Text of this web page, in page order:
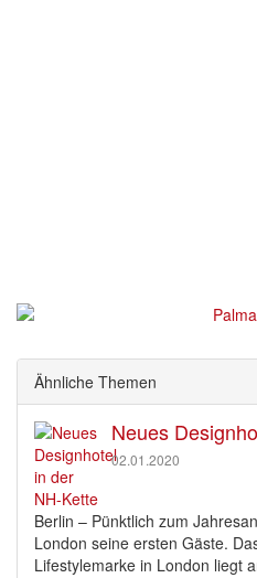
Ähnliche Themen
Neues
02.01.2020
Berlin – Pünktlich zum
London seine ersten Gäste.
Lifestylemarke in London liegt